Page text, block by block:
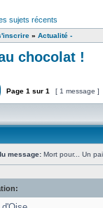
sujets récents
» Actualité -
chocolat !
Page 1 sur 1 [ 1 message ]
message: Mort pour... Un